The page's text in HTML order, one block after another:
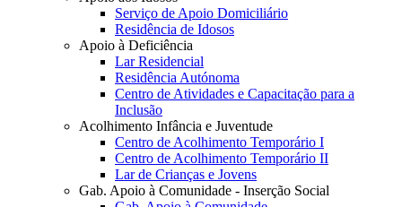
Serviço de Apoio Domiciliário
Residência de Idosos
Apoio à Deficiência
Lar Residencial
Residência Autónoma
Centro de Atividades e Capacitação para a
Inclusão
Acolhimento Infância e Juventude
Centro de Acolhimento Temporário I
Centro de Acolhimento Temporário II
Lar de Crianças e Jovens
Gab. Apoio à Comunidade - Inserção Social